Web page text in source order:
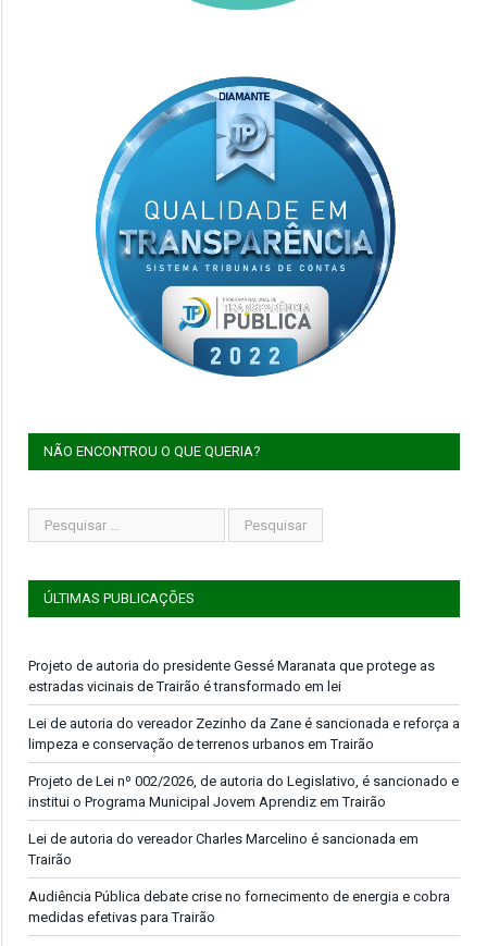
NÃO ENCONTROU O QUE QUERIA?
ÚLTIMAS PUBLICAÇÕES
Projeto de autoria do presidente Gessé Maranata que protege as
estradas vicinais de Trairão é transformado em lei
Lei de autoria do vereador Zezinho da Zane é sancionada e reforça a
limpeza e conservação de terrenos urbanos em Trairão
Projeto de Lei nº 002/2026, de autoria do Legislativo, é sancionado e
institui o Programa Municipal Jovem Aprendiz em Trairão
Lei de autoria do vereador Charles Marcelino é sancionada em
Trairão
Audiência Pública debate crise no fornecimento de energia e cobra
medidas efetivas para Trairão